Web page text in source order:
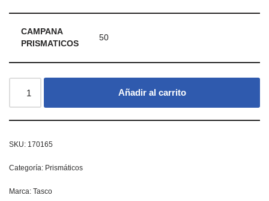
CAMPANA
PRISMATICOS
50
Añadir al carrito
SKU: 170165
Categoría: Prismáticos
Marca: Tasco